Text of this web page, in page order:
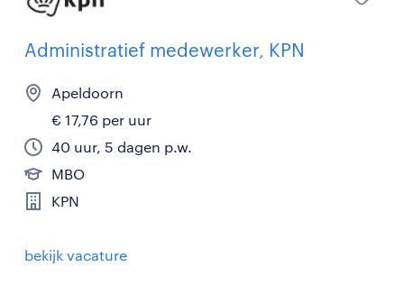
Administratief medewerker, KPN
Apeldoorn
€ 17,76 per uur
40 uur, 5 dagen p.w.
MBO
KPN
bekijk vacature